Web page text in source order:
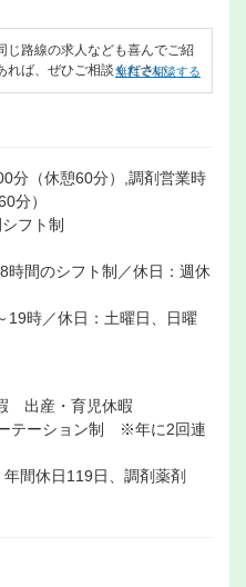
じ路線の求人なども喜んでご紹
れば、ぜひご相談ください。
無料で相談する
分（休憩60分）,調剤営業時
分）
フト制
時間のシフト制／休日：週休
19時／休日：土曜日、日曜
出産・育児休暇
テーション制 ※年に2回連
間休日119日、調剤薬剤